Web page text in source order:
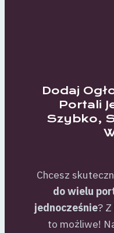
Dodaj
Portali
Szybko,
Chcesz
do wielu
jednocześnie? Z
to możliwe!